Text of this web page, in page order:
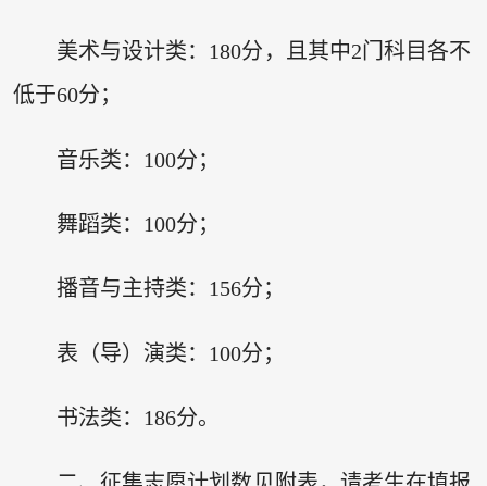
美术与设计类：180分，且其中2门科目各不
低于60分；
音乐类：100分；
舞蹈类：100分；
播音与主持类：156分；
表（导）演类：100分；
书法类：186分。